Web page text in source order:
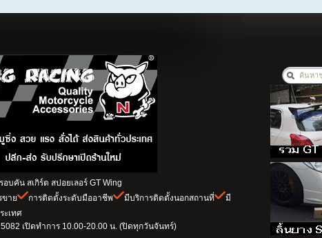
บคัน สเกิร์ต สปอยเลอร์ GT Wing
ขาย การติดตั้งระดับมืออาชีพ มีบริการติดตั้งนอกสถานที่
มี
ะเทศ
เปิดทำการ 10.00-20.00 น. (ปิดทุกวันจันทร์)